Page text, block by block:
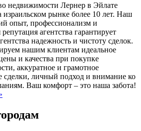
недвижимости Лернер в Эйлате
израильском рынке более 10 лет. Наш
опыт, профессионализм и
агентства гарантирует
надежность и чистоту сделок.
нашим клиентам идеальное
и качества при покупке
аккуратное и грамотное
сделки, личный подход и внимание ко
Ваш комфорт – это наша забота!